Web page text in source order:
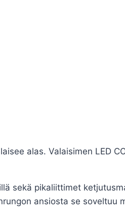
alas. Valaisimen LED
sekä pikaliittimet
ansiosta se soveltuu